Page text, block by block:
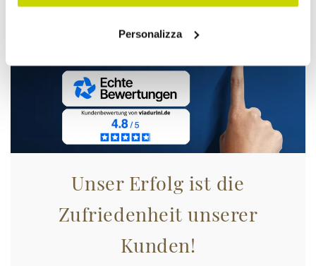
Personalizza
Unser Erfolg ist die
Zufriedenheit unserer
Kunden!